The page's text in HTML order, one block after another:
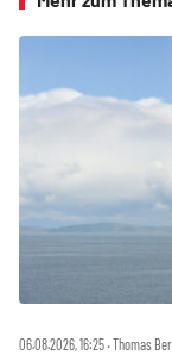
06.08.2026, 16:25 ‧ Thomas